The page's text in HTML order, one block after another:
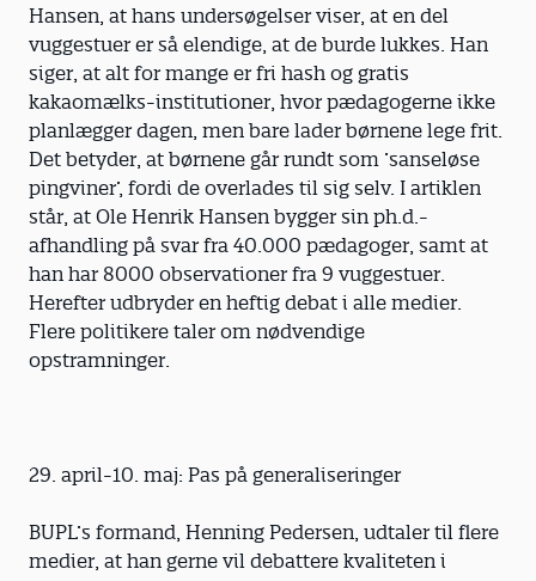
Hansen, at hans undersøgelser viser, at en del
vuggestuer er så elendige, at de burde lukkes. Han
siger, at alt for mange er fri hash og gratis
kakaomælks-institutioner, hvor pædagogerne ikke
planlægger dagen, men bare lader børnene lege frit.
Det betyder, at børnene går rundt som ’sanseløse
pingviner’, fordi de overlades til sig selv. I artiklen
står, at Ole Henrik Hansen bygger sin ph.d.-
afhandling på svar fra 40.000 pædagoger, samt at
han har 8000 observationer fra 9 vuggestuer.
Herefter udbryder en heftig debat i alle medier.
Flere politikere taler om nødvendige
opstramninger.
29. april-10. maj: Pas på generaliseringer
BUPL’s formand, Henning Pedersen, udtaler til flere
medier, at han gerne vil debattere kvaliteten i